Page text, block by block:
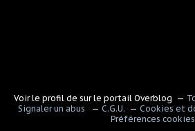
Voir le profil de sur le portail Overblog
Signaler un abus
C.G.U.
Cookies et
Préférences cookies